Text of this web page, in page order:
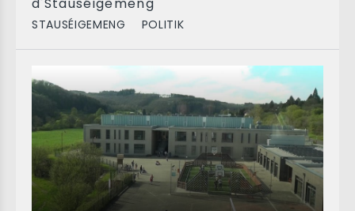
STAUSÉIGEMENG POLITIK